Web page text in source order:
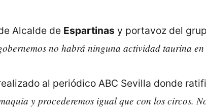
Alcalde de Espartinas y portavoz del
no habrá ninguna actividad taurina
al periódico ABC Sevilla donde
y procederemos igual que con los circos.